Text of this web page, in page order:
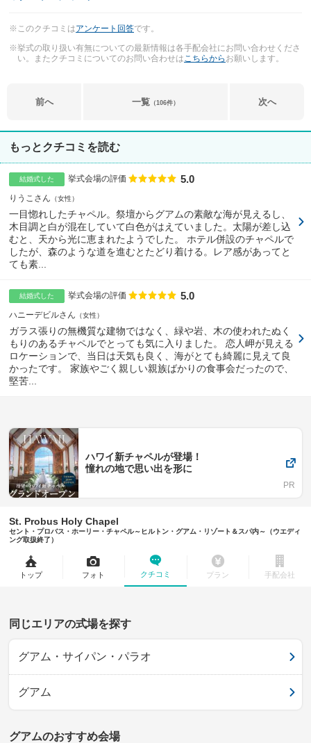
※このクチコミはアンケート回答です。
※挙式の取り扱い有無についての最新情報は各手配会社にお問い合わせくださ
い。またクチコミについてのお問い合わせはこちらから お願いします。
前へ 一覧 （106件） 次へ
もっとクチコミを読む
結婚式した 挙式会場の評価 点数
5.0
りうこさん 女性
一目惚れしたチャペル。祭壇からグアムの素敵な海が見えるし、
木目調と白が混在していて白色がはえていました。太陽が差し込
むと、天から光に恵まれたようでした。 ホテル併設のチャペルで
したが、森のような道を進むとたどり着ける。レア感があってと
ても素...
結婚式した 挙式会場の評価 点数
5.0
ハニーデビルさん 女性
ガラス張りの無機質な建物ではなく、緑や岩、木の使われたぬく
もりのあるチャペルでとっても気に入りました。 恋人岬が見える
ロケーションで、当日は天気も良く、海がとても綺麗に見えて良
かったです。 家族やごく親しい親族ばかりの食事会だったので、
堅苦...
ハワイ新チャペルが登場！
憧れの地で思い出を形に
St. Probus Holy Chapel
セント・プロバス・ホーリー・チャペル～ヒルトン・グアム・リゾート＆スパ内～（ウエディ
ング取扱終了）
トップ フォト クチコミ プラン 手配会社
同じエリアの式場を探す
グアム・サイパン・パラオ
グアム
グアムのおすすめ会場